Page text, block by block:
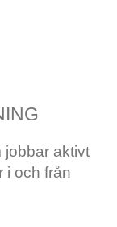
jobbar aktivt
i och från